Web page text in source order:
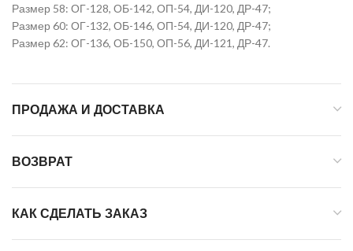
Размер 58: ОГ-128, ОБ-142, ОП-54, ДИ-120, ДР-47;
Размер 60: ОГ-132, ОБ-146, ОП-54, ДИ-120, ДР-47;
Размер 62: ОГ-136, ОБ-150, ОП-56, ДИ-121, ДР-47.
ПРОДАЖА И ДОСТАВКА
ВОЗВРАТ
КАК СДЕЛАТЬ ЗАКАЗ